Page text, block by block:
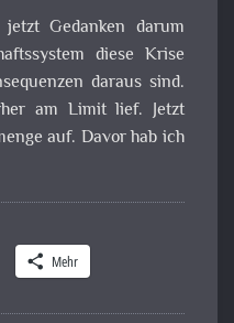
Gedanken darum
diese Krise
daraus sind.
am Limit lief. Jetzt
auf. Davor hab ich
Mehr